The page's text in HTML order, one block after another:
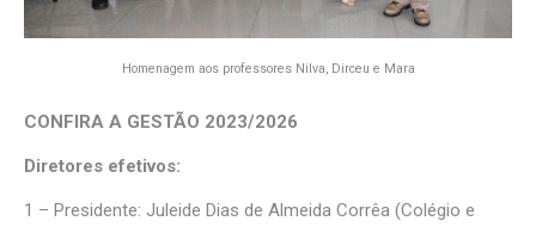
Homenagem aos professores Nilva, Dirceu e Mara
CONFIRA A GESTÃO 2023/2026
Diretores efetivos:
1 – Presidente: Juleide Dias de Almeida Corrêa (Colégio e